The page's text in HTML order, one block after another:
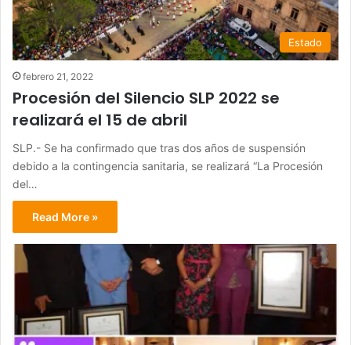
Estado
febrero 21, 2022
Procesión del Silencio SLP 2022 se
realizará el 15 de abril
SLP.- Se ha confirmado que tras dos años de suspensión
debido a la contingencia sanitaria, se realizará “La Procesión
del…
Read More »